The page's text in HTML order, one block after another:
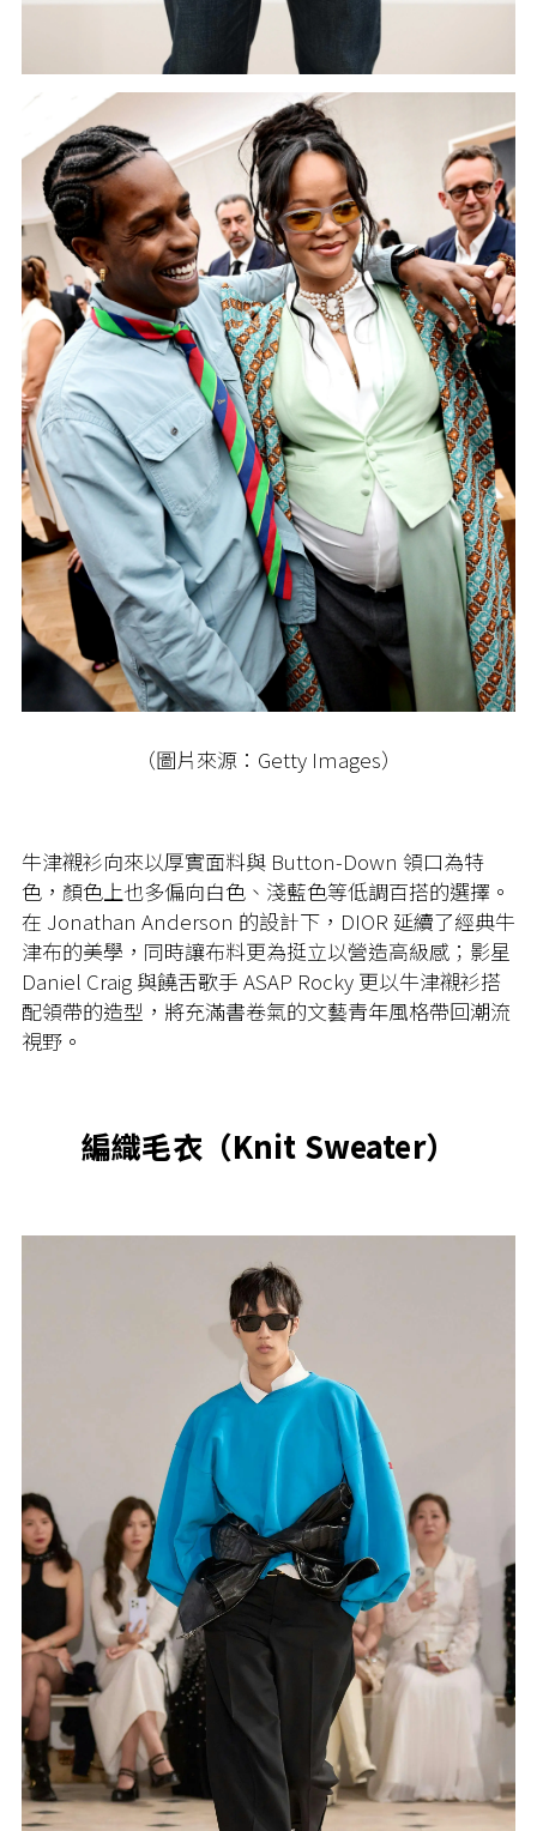
（圖片來源：Getty Images）
牛津襯衫向來以厚實面料與 Button-Down 領口為特
色，顏色上也多偏向白色、淺藍色等低調百搭的選擇。
在 Jonathan Anderson 的設計下，DIOR 延續了經典牛
津布的美學，同時讓布料更為挺立以營造高級感；影星
Daniel Craig 與饒舌歌手 ASAP Rocky 更以牛津襯衫搭
配領帶的造型，將充滿書卷氣的文藝青年風格帶回潮流
視野。
編織毛衣（Knit Sweater）​